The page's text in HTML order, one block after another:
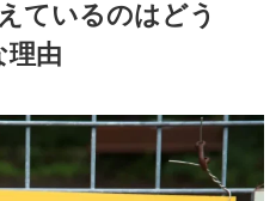
ているのはどう
理由